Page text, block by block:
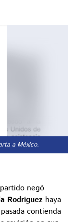
a México.
negó
Rodríguez haya
contienda